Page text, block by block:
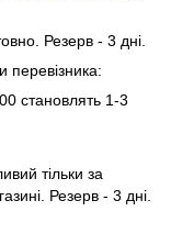
Резерв - 3 дні.
становлять 1-3
тільки за
Резерв - 3 дні.